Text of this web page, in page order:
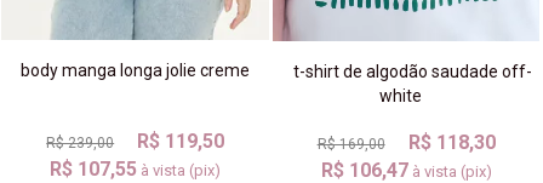
body manga longa jolie creme
R$ 239,00
R$ 119,50
R$ 107,55 à vista (pix)
t-shirt de algodão saudade off-
white
R$ 169,00
R$ 118,30
R$ 106,47 à vista (pix)